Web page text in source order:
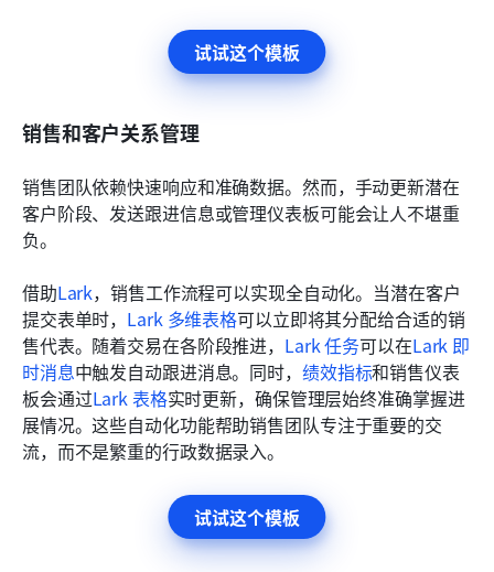
试试这个模板
销售和客户关系管理
销售团队依赖快速响应和准确数据。然而，手动更新潜在
客户阶段、发送跟进信息或管理仪表板可能会让人不堪重
负。
借助Lark，销售工作流程可以实现全自动化。当潜在客户
提交表单时， Lark 多维表格可以立即将其分配给合适的销
售代表。随着交易在各阶段推进， Lark 任务可以在Lark 即
时消息中触发自动跟进消息。同时， 绩效指标和销售仪表
板会通过Lark 表格实时更新，确保管理层始终准确掌握进
展情况。这些自动化功能帮助销售团队专注于重要的交
流，而不是繁重的行政数据录入。
试试这个模板